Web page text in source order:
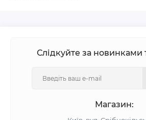
Слідкуйте за новинками
Магазин: